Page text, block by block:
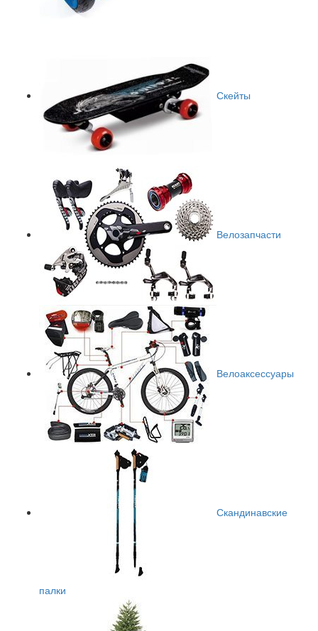
Скейты
Велозапчасти
Велоаксессуары
Скандинавские
палки